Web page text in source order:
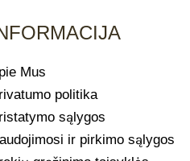
Mus
politika
sąlygos
ir pirkimo sąlygos